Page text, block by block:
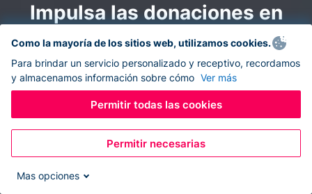
Impulsa las donaciones en
todas partes: combina la
recaudación de fondos en
línea y en el sitio con
Donorbox Live Kiosk.
Convierte tu tableta en un quiosco de donaciones y
recolecta donaciones sin efectivo durante eventos, en
Como la mayoría de los sitios web, utilizamos cookies.
Para brindar un servicio personalizado y receptivo, recordamos
y almacenamos información sobre cómo Ver más
Permitir todas las cookies
Permitir necesarias
Mas opciones